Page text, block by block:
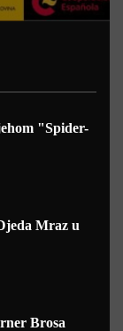
"Spider-
Mraz u
Brosa